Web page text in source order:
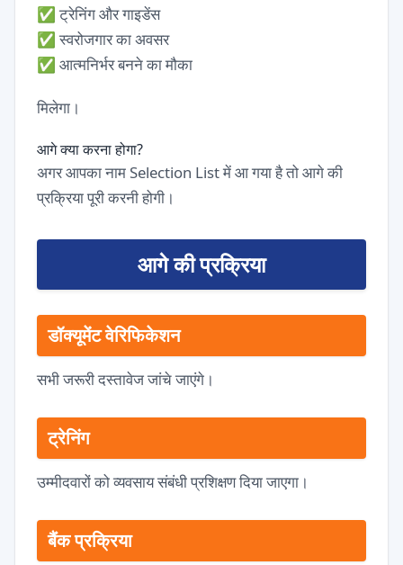
✅ ट्रेनिंग और गाइडेंस
✅ स्वरोजगार का अवसर
✅ आत्मनिर्भर बनने का मौका
मिलेगा।
आगे क्या करना होगा?
अगर आपका नाम Selection List में आ गया है तो आगे की
प्रक्रिया पूरी करनी होगी।
आगे की प्रक्रिया
डॉक्यूमेंट वेरिफिकेशन
सभी जरूरी दस्तावेज जांचे जाएंगे।
ट्रेनिंग
उम्मीदवारों को व्यवसाय संबंधी प्रशिक्षण दिया जाएगा।
बैंक प्रक्रिया